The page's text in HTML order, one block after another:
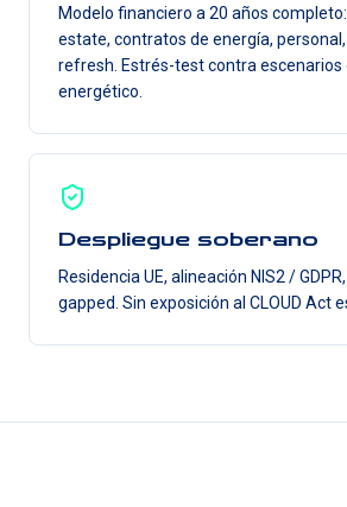
Modelo financiero a 20 años
estate, contratos de energía,
refresh. Estrés-test contra escenarios
energético.
Despliegue soberano
Residencia UE, alineación NIS2 /
gapped. Sin exposición al CLOUD Act